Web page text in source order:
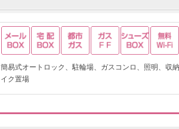
簡易式オートロック、駐輪場、ガスコンロ、照明、収
イク置場